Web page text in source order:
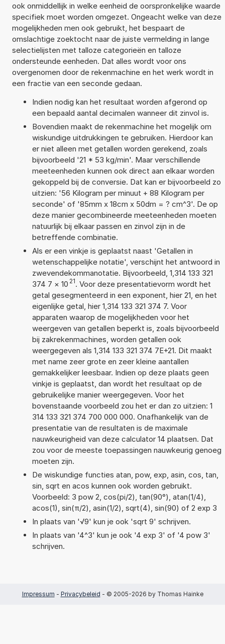
ook onmiddellijk in welke eenheid de oorspronkelijke waarde
specifiek moet worden omgezet. Ongeacht welke van deze
mogelijkheden men ook gebruikt, het bespaart de
omslachtige zoektocht naar de juiste vermelding in lange
selectielijsten met talloze categorieën en talloze
ondersteunde eenheden. Dat alles wordt voor ons
overgenomen door de rekenmachine en het werk wordt in
een fractie van een seconde gedaan.
Indien nodig kan het resultaat worden afgerond op
een bepaald aantal decimalen wanneer dit zinvol is.
Bovendien maakt de rekenmachine het mogelijk om
wiskundige uitdrukkingen te gebruiken. Hierdoor kan
er niet alleen met getallen worden gerekend, zoals
bijvoorbeeld '21 * 53 kg/min'. Maar verschillende
meeteenheden kunnen ook direct aan elkaar worden
gekoppeld bij de conversie. Dat kan er bijvoorbeeld zo
uitzien: '56 Kilogram per minuut + 88 Kilogram per
seconde' of '85mm x 18cm x 50dm = ? cm^3'. De op
deze manier gecombineerde meeteenheden moeten
natuurlijk bij elkaar passen en zinvol zijn in de
betreffende combinatie.
Als er een vinkje is geplaatst naast 'Getallen in
wetenschappelijke notatie', verschijnt het antwoord in
zwevendekommanotatie. Bijvoorbeeld, 1,314 133 321
374 7 × 10 21. Voor deze presentatievorm wordt het
getal gesegmenteerd in een exponent, hier 21, en het
eigenlijke getal, hier 1,314 133 321 374 7. Voor
apparaten waarop de mogelijkheden voor het
weergeven van getallen beperkt is, zoals bijvoorbeeld
bij zakrekenmachines, worden getallen ook
weergegeven als 1,314 133 321 374 7E+21. Dit maakt
met name zeer grote en zeer kleine aantallen
gemakkelijker leesbaar. Indien op deze plaats geen
vinkje is geplaatst, dan wordt het resultaat op de
gebruikelijke manier weergegeven. Voor het
bovenstaande voorbeeld zou het er dan zo uitzien: 1
314 133 321 374 700 000 000. Onafhankelijk van de
presentatie van de resultaten is de maximale
nauwkeurigheid van deze calculator 14 plaatsen. Dat
zou voor de meeste toepassingen nauwkeurig genoeg
moeten zijn.
De wiskundige functies atan, pow, exp, asin, cos, tan,
sin, sqrt en acos kunnen ook worden gebruikt.
Voorbeeld: 3 pow 2, cos(pi/2), tan(90°), atan(1/4),
acos(1), sin(π/2), asin(1/2), sqrt(4), sin(90) of 2 exp 3
In plaats van '√9' kun je ook 'sqrt 9' schrijven.
In plaats van '4^3' kun je ook '4 exp 3' of '4 pow 3'
schrijven.
Impressum - Privacybeleid - © 2005-2026 by Thomas Hainke